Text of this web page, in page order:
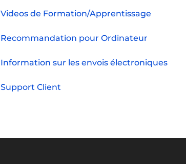
Videos de Formation/Apprentissage
Recommandation pour Ordinateur
Information sur les envois électroniques
Support Client